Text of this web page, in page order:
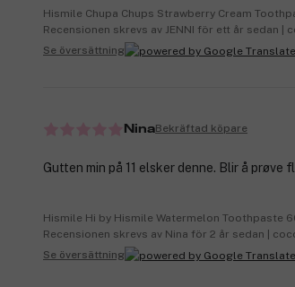
Hismile Chupa Chups Strawberry Cream
Recensionen skrevs av JENNI för ett år sedan |
Se översättning
NinaBekräftad köpare
Gutten min på 11 elsker denne. Blir å prøve
Hismile Hi by Hismile Watermelon Toothpaste
Recensionen skrevs av Nina för 2 år sedan |
Se översättning